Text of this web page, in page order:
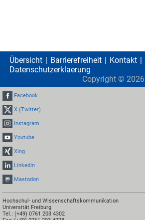
Übersicht Barrierefreiheit Kontakt
Datenschutzerklaerung
Copyright © 2026
Facebook
X (Twitter)
Instagram
Youtube
Xing
LinkedIn
Mastodon
Hochschul- und Wissenschaftskommunikation
Universität Freiburg
Tel.: (+49) 0761 203 4302